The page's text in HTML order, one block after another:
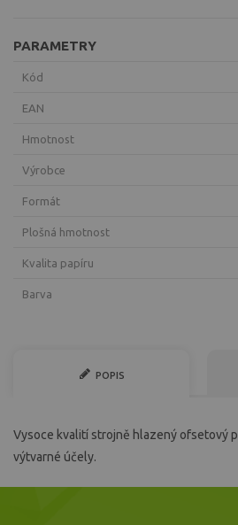
PARAMETRY
Kód
EAN
Hmotnost
Výrobce
Formát
Plošná hmotnost
Kvalita papíru
Barva
POPIS
Vysoce kvalití strojně hlazený ofsetový
výtvarné účely.